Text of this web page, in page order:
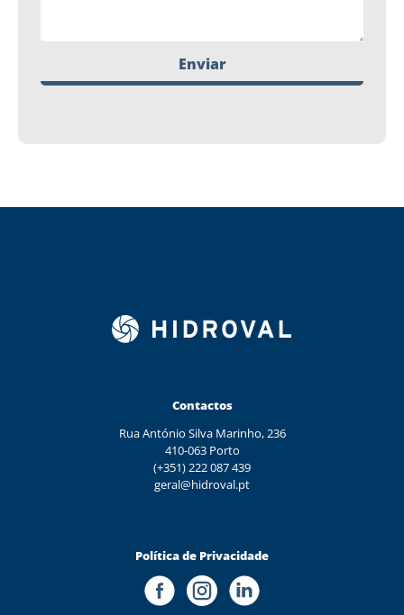
Enviar
Contactos
Rua António Silva Marinho, 236
410-063 Porto
(+351) 222 087 439
geral@hidroval.pt
Política de Privacidade